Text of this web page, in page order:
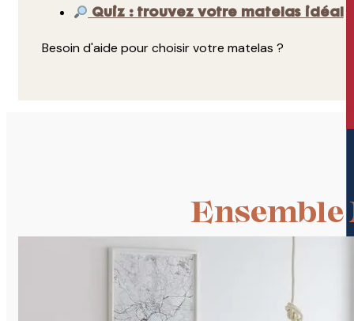
Quiz : trouvez votre matelas idéal
Besoin d'aide pour choisir votre matelas ?
Ensemble